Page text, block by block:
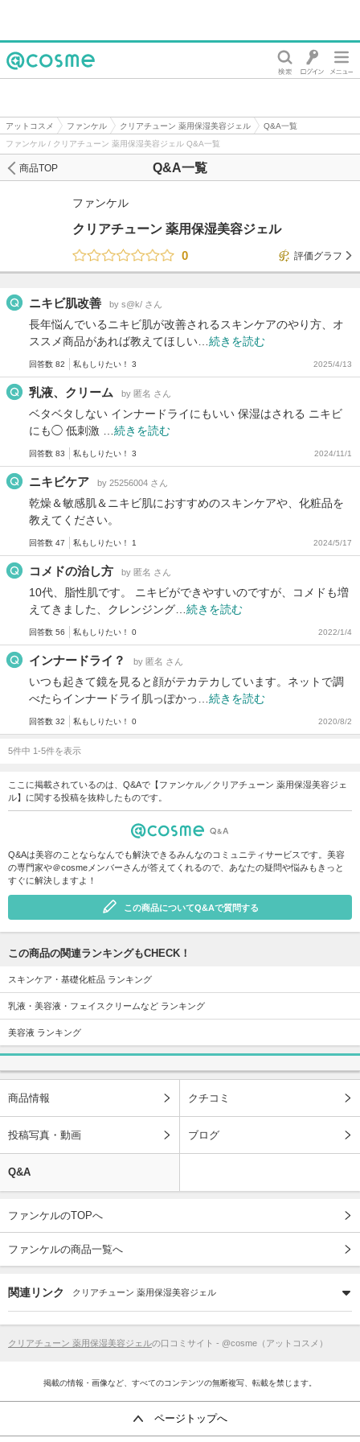
アットコスメ ファンケル クリアチューン 薬用保湿美容ジェル
Q&A一覧
ファンケル / クリアチューン 薬用保湿美容ジェル Q&A一覧
Q&A一覧
商品TOP
ファンケル
クリアチューン 薬用保湿美容ジェル
0
評価グラフ
ニキビ肌改善 by s@k/ さん
長年悩んでいるニキビ肌が改善されるスキンケアのやり方、オ
ススメ商品があれば教えてほしい… 続きを読む
回答数 82 私もしりたい！ 3 2025/4/13
乳液、クリーム by 匿名 さん
ベタベタしない インナードライにもいい 保湿はされる ニキビ
にも◯ 低刺激 … 続きを読む
回答数 83 私もしりたい！ 3 2024/11/1
ニキビケア by 25256004 さん
乾燥＆敏感肌＆ニキビ肌におすすめのスキンケアや、化粧品を
教えてください。
回答数 47 私もしりたい！ 1 2024/5/17
コメドの治し方 by 匿名 さん
10代、脂性肌です。 ニキビができやすいのですが、コメドも増
えてきました、クレンジング… 続きを読む
回答数 56 私もしりたい！ 0 2022/1/4
インナードライ？ by 匿名 さん
いつも起きて鏡を見ると顔がテカテカしています。ネットで調
べたらインナードライ肌っぽかっ… 続きを読む
回答数 32 私もしりたい！ 0 2020/8/2
5件中 1-5件を表示
ここに掲載されているのは、Q&Aで【ファンケル／クリアチューン 薬用保湿美容ジェ
ル】に関する投稿を抜粋したものです。
Q&Aは美容のことならなんでも解決できるみんなのコミュニティサービスです。美容
の専門家や＠cosmeメンバーさんが答えてくれるので、あなたの疑問や悩みもきっと
すぐに解決しますよ！
この商品についてQ&Aで質問する
この商品の関連ランキングもCHECK！
スキンケア・基礎化粧品 ランキング
乳液・美容液・フェイスクリームなど ランキング
美容液 ランキング
商品情報 クチコミ
投稿写真・動画 ブログ
Q&A
ファンケルのTOPへ
ファンケルの商品一覧へ
関連リンク クリアチューン 薬用保湿美容ジェル
クリアチューン 薬用保湿美容ジェルの口コミサイト - @cosme（アットコスメ）
掲載の情報・画像など、すべてのコンテンツの無断複写、転載を禁じます。
ページトップへ